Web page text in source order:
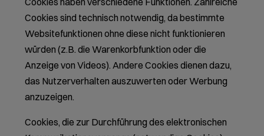
Cookies sind technisch notwendig, da bestimmte
Websitefunktionen ohne diese nicht funktionieren
würden (z.B. die Warenkorbfunktion oder die
Anzeige von Videos). Andere Cookies dienen dazu,
das Nutzerverhalten auszuwerten oder Werbung
anzuzeigen.
Cookies, die zur Durchführung des elektronischen